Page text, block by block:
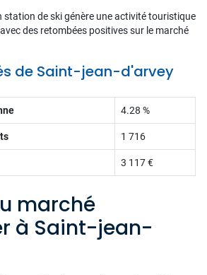
station de ski génère une activité touristique
des retombées positives sur le marché
de Saint-jean-d'arvey
4.28 %
1 716
3 117 €
marché
à Saint-jean-